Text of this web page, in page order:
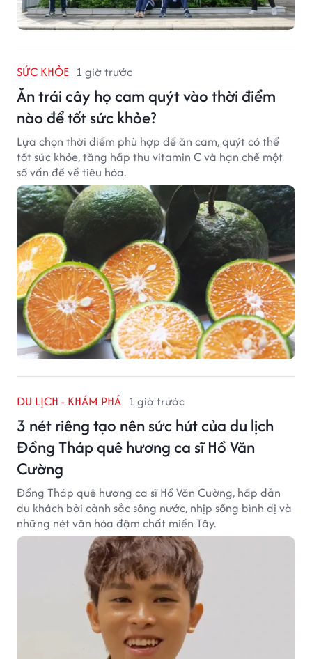
SỨC KHỎE 1 giờ trước
Ăn trái cây họ cam quýt vào thời điểm
nào để tốt sức khỏe?
Lựa chọn thời điểm phù hợp để ăn cam, quýt có thể
tốt sức khỏe, tăng hấp thu vitamin C và hạn chế một
số vấn đề về tiêu hóa.
DU LỊCH - KHÁM PHÁ 1 giờ trước
3 nét riêng tạo nên sức hút của du lịch
Đồng Tháp quê hương ca sĩ Hồ Văn
Cường
Đồng Tháp quê hương ca sĩ Hồ Văn Cường, hấp dẫn
du khách bởi cảnh sắc sông nước, nhịp sống bình dị và
những nét văn hóa đậm chất miền Tây.